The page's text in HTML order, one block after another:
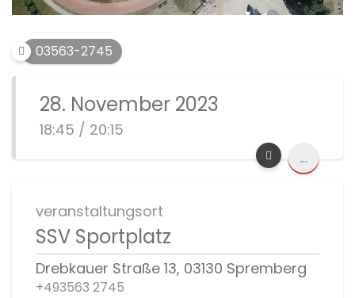
03563-2745
28. November 2023
18:45 / 20:15
...
veranstaltungsort
SSV Sportplatz
Drebkauer Straße 13, 03130 Spremberg
+493563 2745